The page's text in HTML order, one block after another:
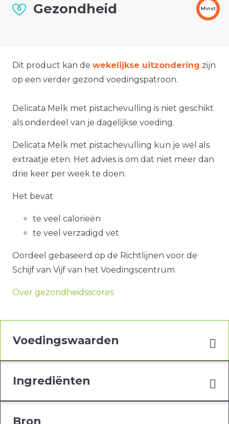
Gezondheid Minst
Dit product kan de wekelijkse uitzondering zijn
op een verder gezond voedingspatroon.
Delicata Melk met pistachevulling is niet geschikt
als onderdeel van je dagelijkse voeding.
Delicata Melk met pistachevulling kun je wel als
extraatje eten. Het advies is om dat niet meer dan
drie keer per week te doen.
Het bevat
te veel calorieën
te veel verzadigd vet
Oordeel gebaseerd op de Richtlijnen voor de
Schijf van Vijf van het Voedingscentrum
Over gezondheidsscores
Voedingswaarden
Ingrediënten
Bron